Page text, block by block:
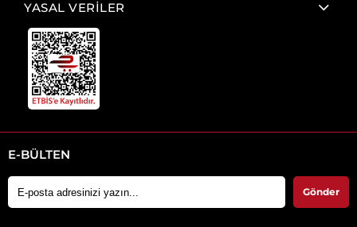
YASAL VERİLER
E-BÜLTEN
Gönder